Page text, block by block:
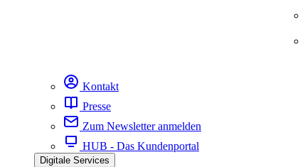
Kontakt
Presse
Zum Newsletter anmelden
HUB - Das Kundenportal
Digitale Services